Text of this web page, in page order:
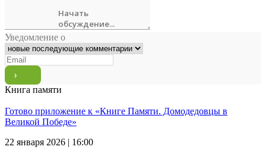
Уведомление о
Книга памяти
Готово приложение к «Книге Памяти. Домодедовцы в
Великой Победе»
22 января 2026 | 16:00